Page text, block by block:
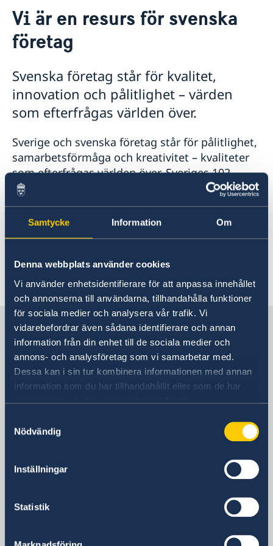
Samtycke Information Om
Denna webbplats använder cookies
Vi använder enhetsidentifierare för att anpassa innehållet
och annonserna till användarna, tillhandahålla funktioner
för sociala medier och analysera vår trafik. Vi
vidarebefordrar även sådana identifierare och annan
information från din enhet till de sociala medier och
annons- och analysföretag som vi samarbetar med.
Dessa kan i sin tur kombinera informationen med annan
information som du har tillhandahållit eller som de har
samlat in när du har använt deras tjänster.
Nödvändig
Inställningar
Statistik
Om oss
Sverige i Gaborone, Botswana
Sverige i Windhoek, Namibia
Så stöttar vi svenska företag
Team Sweden
Så kan du få stöd
Svenska företag i Sydafrika
Anmäl handelshinder
Nyheter
Aktuella konsulära händelser Sydafrika
Lediga Tjänster
Vi är en resurs för svenska
företag
Svenska företag står för kvalitet,
innovation och pålitlighet – värden
som efterfrågas världen över.
Sverige och svenska företag står för pålitlighet,
samarbetsförmåga och kreativitet – kvaliteter
som efterfrågas världen över. Sveriges 102
utlandsmyndigheter i form av ambassader och
konsulat över hela världen hjälper dig att lyfta
dessa styrkor i mötet med nya marknader.
Senast uppdaterad 19 dec. 2025, 12.37
Sverige i Sydafrika
Sveriges ambassad
Besöksadress
iParioli Complex
Hatfield Pretoria
Embassy of Sweden
Sydafrika